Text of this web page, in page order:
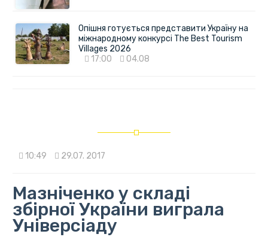
Опішня готується представити Україну на
міжнародному конкурсі The Best Tourism
Villages 2026
17:00
04.08
10:49 29.07. 2017
Мазніченко у складі
збірної України виграла
Універсіаду